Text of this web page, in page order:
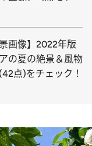
景画像】2022年版
の夏の絶景＆風物
点)をチェック！